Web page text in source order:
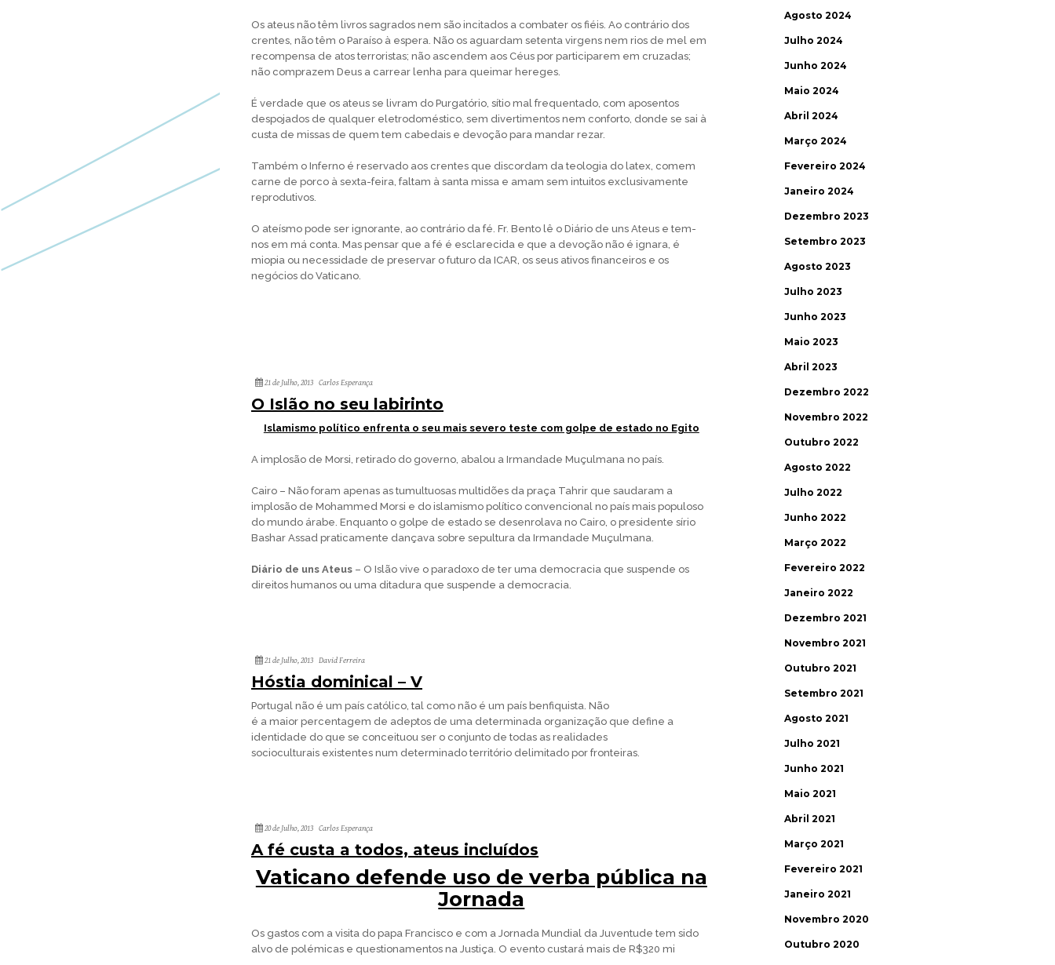
Os ateus não têm livros sagrados nem são incitados a combater os fiéis. Ao contrário dos
crentes, não têm o Paraíso à espera. Não os aguardam setenta virgens nem rios de mel em
recompensa de atos terroristas; não ascendem aos Céus por participarem em cruzadas;
não comprazem Deus a carrear lenha para queimar hereges.
É verdade que os ateus se livram do Purgatório, sítio mal frequentado, com aposentos
despojados de qualquer eletrodoméstico, sem divertimentos nem conforto, donde se sai à
custa de missas de quem tem cabedais e devoção para mandar rezar.
Também o Inferno é reservado aos crentes que discordam da teologia do latex, comem
carne de porco à sexta-feira, faltam à santa missa e amam sem intuitos exclusivamente
reprodutivos.
O ateísmo pode ser ignorante, ao contrário da fé. Fr. Bento lê o Diário de uns Ateus e tem-
nos em má conta. Mas pensar que a fé é esclarecida e que a devoção não é ignara, é
miopia ou necessidade de preservar o futuro da ICAR, os seus ativos financeiros e os
negócios do Vaticano.
21 de Julho, 2013 Carlos Esperança
O Islão no seu labirinto
Islamismo político enfrenta o seu mais severo teste com golpe de estado no Egito
A implosão de Morsi, retirado do governo, abalou a Irmandade Muçulmana no país.
Cairo – Não foram apenas as tumultuosas multidões da praça Tahrir que saudaram a
implosão de Mohammed Morsi e do islamismo político convencional no país mais populoso
do mundo árabe. Enquanto o golpe de estado se desenrolava no Cairo, o presidente sírio
Bashar Assad praticamente dançava sobre sepultura da Irmandade Muçulmana.
Diário de uns Ateus – O Islão vive o paradoxo de ter uma democracia que suspende os
direitos humanos ou uma ditadura que suspende a democracia.
21 de Julho, 2013 David Ferreira
Hóstia dominical – V
Portugal não é um país católico, tal como não é um país benfiquista. Não
é a maior percentagem de adeptos de uma determinada organização que define a
identidade do que se conceituou ser o conjunto de todas as realidades
socioculturais existentes num determinado território delimitado por fronteiras.
20 de Julho, 2013 Carlos Esperança
A fé custa a todos, ateus incluídos
Vaticano defende uso de verba pública na
Jornada
Os gastos com a visita do papa Francisco e com a Jornada Mundial da Juventude tem sido
alvo de polémicas e questionamentos na Justiça. O evento custará mais de R$320 mi
Agosto 2024
Julho 2024
Junho 2024
Maio 2024
Abril 2024
Março 2024
Fevereiro 2024
Janeiro 2024
Dezembro 2023
Setembro 2023
Agosto 2023
Julho 2023
Junho 2023
Maio 2023
Abril 2023
Dezembro 2022
Novembro 2022
Outubro 2022
Agosto 2022
Julho 2022
Junho 2022
Março 2022
Fevereiro 2022
Janeiro 2022
Dezembro 2021
Novembro 2021
Outubro 2021
Setembro 2021
Agosto 2021
Julho 2021
Junho 2021
Maio 2021
Abril 2021
Março 2021
Fevereiro 2021
Janeiro 2021
Novembro 2020
Outubro 2020